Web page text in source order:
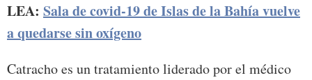
LEA: Sala de covid-19 de Islas de la Bahía vuelve
a quedarse sin oxígeno
Catracho es un tratamiento liderado por el médico